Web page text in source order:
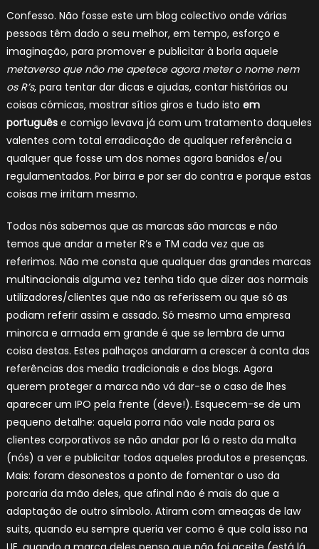
Confesso. Não fosse este um blog colectivo onde várias
pessoas têm dado o seu melhor, em tempo, esforço e
imaginação, para promover e publicitar à borla aquele
metaverso que não me apetece agora meter o nome nem
os R’s, para tentar dar dicas e ajudas, contar histórias ou
coisas cómicas, mostrar sítios giros e tudo isto em
portuguêse comigo levava já com um tratamento daqueles
valentes com total erradicação de qualquer referência a
qualquer que fosse um dos nomes agora banidos e/ou
regulamentados. Por birra e por ser do contra e porque estas
coisas me irritam mesmo.
Todos nós sabemos que as marcas são marcas e não
temos que andar a meter R’s e TM cada vez que as
referimos. Não me consta que qualquer das grandes marcas
multinacionais alguma vez tenha tido que dizer aos normais
utilizadores/clientes que não as referissem ou que só as
podiam referir assim e assado. Só mesmo uma empresa
minorca e armada em grande é que se lembra de uma
coisa destas. Estes palhaços andaram a crescer à conta das
referências dos media tradicionais e dos blogs. Agora
querem proteger a marca não vá dar-se o caso de lhes
aparecer um IPO pela frente (deve!). Esquecem-se de um
pequeno detalhe: aquela porra não vale nada para os
clientes corporativos se não andar por lá o resto da malta
(nós) a ver e publicitar todos aqueles produtos e presenças.
Mais: foram desonestos a ponto de fomentar o uso da
porcaria da mão deles, que afinal não é mais do que a
adaptação de outro símbolo. Atiram com ameaças de law
suits, quando eu sempre queria ver como é que cola isso na